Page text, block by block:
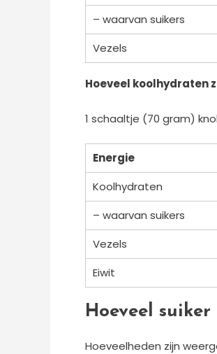
– waarvan suikers
Vezels
Hoeveel koolhydraten
1 schaaltje (70 gram)
Energie
Koolhydraten
– waarvan suikers
Vezels
Eiwit
Hoeveel
Hoeveelheden zijn